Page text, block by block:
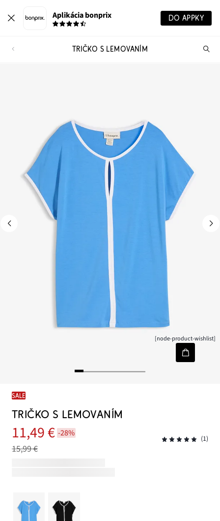
Aplikácia bonprix DO APPKY
TRIČKO S LEMOVANÍM
[node-product-wishlist]
SALE
TRIČKO S LEMOVANÍM
11,49 € -28%
15,99 €
(1)